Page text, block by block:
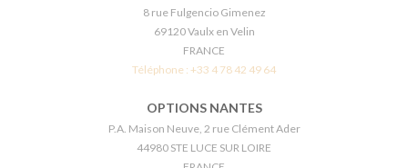
8 rue Fulgencio Gimenez
69120 Vaulx en Velin
FRANCE
Téléphone : +33 4 78 42 49 64
OPTIONS NANTES
P.A. Maison Neuve, 2 rue Clément Ader
44980 STE LUCE SUR LOIRE